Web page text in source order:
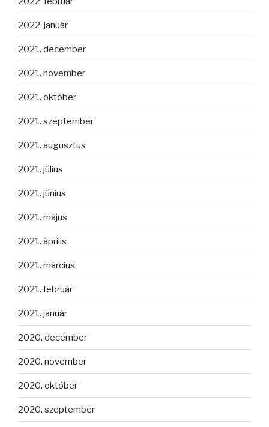
2022. január
2021. december
2021. november
2021. október
2021. szeptember
2021. augusztus
2021. július
2021. június
2021. május
2021. április
2021. március
2021. február
2021. január
2020. december
2020. november
2020. október
2020. szeptember